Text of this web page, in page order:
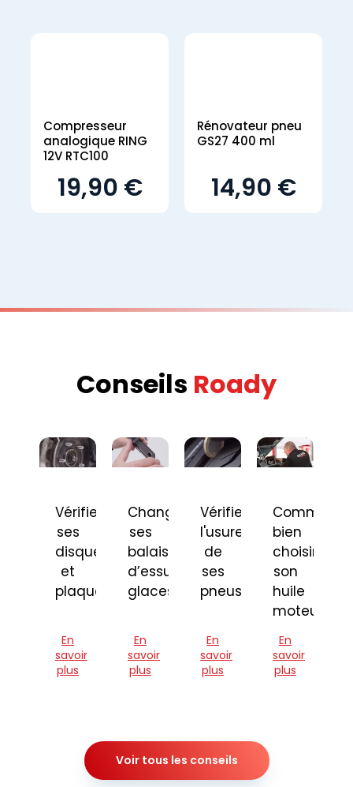
Compresseur
analogique RING
12V RTC100
19,90 €
Rénovateur pneu
GS27 400 ml
14,90 €
Conseils Roady
Vérifier
ses
disques
et
plaquettes
En
savoir
plus
Changer
ses
balais
d’essuie-
glaces
En
savoir
plus
Vérifier
l'usure
de
ses
pneus
En
savoir
plus
Comment
bien
choisir
son
huile
moteur
En
savoir
plus
Voir tous les conseils